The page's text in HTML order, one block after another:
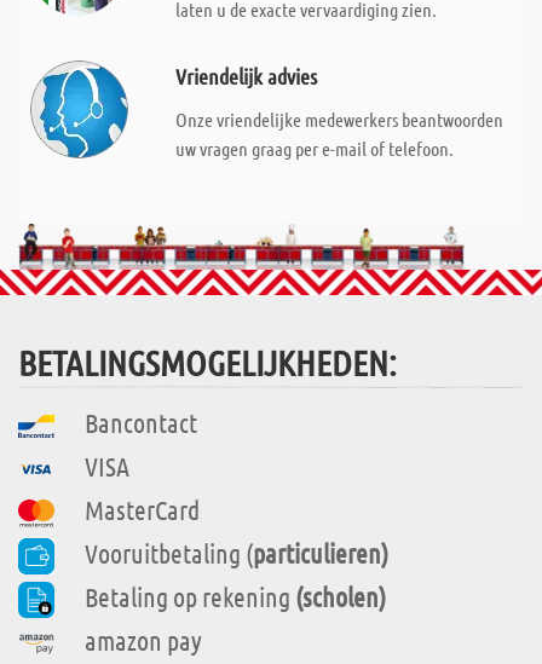
laten u de exacte vervaardiging zien.
Vriendelijk advies
Onze vriendelijke medewerkers beantwoorden
uw vragen graag per e-mail of telefoon.
BETALINGSMOGELIJKHEDEN:
Bancontact
VISA
MasterCard
Vooruitbetaling (particulieren)
Betaling op rekening (scholen)
amazon pay